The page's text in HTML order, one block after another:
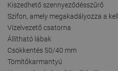
Kiszedhető szennyeződésszűrő
Szifon, amely megakadályozza a
Vízelvezető csatorna
Állítható lábak
Csökkentés 50/40 mm
Tömítőkarmantyú